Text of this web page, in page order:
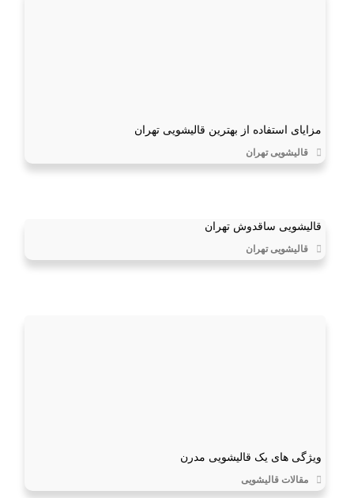
مزایای استفاده از بهترین قالیشویی تهران
قالیشویی تهران
قالیشویی ساقدوش تهران
قالیشویی تهران
ویژگی های یک قالیشویی مدرن
مقالات قالیشویی